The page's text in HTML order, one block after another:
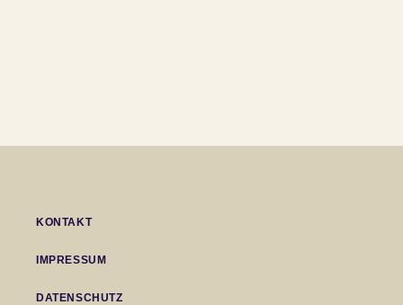
KONTAKT
IMPRESSUM
DATENSCHUTZ